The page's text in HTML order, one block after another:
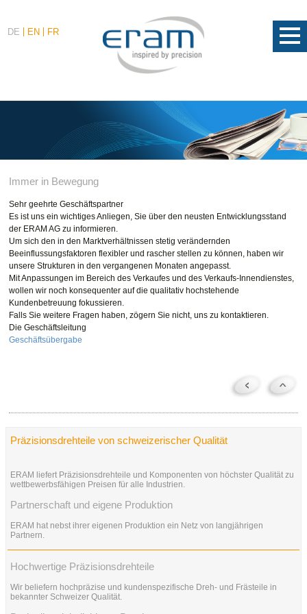
DE EN FR
Immer in Bewegung
Sehr geehrte Geschäftspartner
Es ist uns ein wichtiges Anliegen, Sie über den neusten Entwicklungsstand
der ERAM AG zu informieren.
Um sich den in den Marktverhältnissen stetig verändernden
Beeinflussungsfaktoren flexibler und rascher stellen zu können, haben wir
unsere Strukturen in den vergangenen Monaten angepasst.
Mit Anpassungen im Bereich des Verkaufes und des Verkaufs-Innendienstes,
wollen wir noch konsequenter auf die qualitativ hochstehende
Kundenbetreuung fokussieren.
Falls Sie weitere Fragen haben, zögern Sie nicht, uns zu kontaktieren.
Die Geschäftsleitung
Geschäftsübergabe
Präzisionsdrehteile von schweizerischer Qualität
ERAM liefert Präzisionsdrehteile und Komponenten von höchster Qualität zu
wettbewerbsfähigen Preisen für alle Industrien.
Partnerschaft und eigene Produktion
ERAM hat nebst ihrer eigenen Produktion ein Netz von langjährigen
Partnern.
Hochwertige Präzisionsdrehteile
Wir beliefern hochpräzise und kundenspezifische Dreh- und Frästeile in
bekannter Schweizer Qualität.